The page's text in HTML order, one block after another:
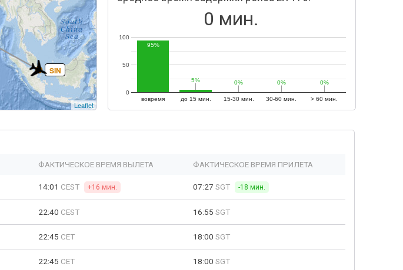
SIN
Leaflet
0 мин.
вовремя до 15 мин. 15-30 мин. 30-60 мин. > 60 мин.
0
50
100
95%
5%
5% 0%
0% 0%
0% 0%
0%
ФАКТИЧЕСКОЕ ВРЕМЯ ВЫЛЕТА ФАКТИЧЕСКОЕ ВРЕМЯ ПРИЛЕТА
14:01 CEST +16 мин. 07:27 SGT -18 мин.
22:40 CEST 16:55 SGT
22:45 CET 18:00 SGT
22:45 CET 18:00 SGT